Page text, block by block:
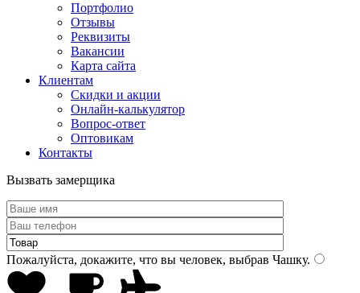
Портфолио
Отзывы
Реквизиты
Вакансии
Карта сайта
Клиентам
Скидки и акции
Онлайн-калькулятор
Вопрос-ответ
Оптовикам
Контакты
Вызвать замерщика
Пожалуйста, докажите, что вы человек, выбрав Чашку.